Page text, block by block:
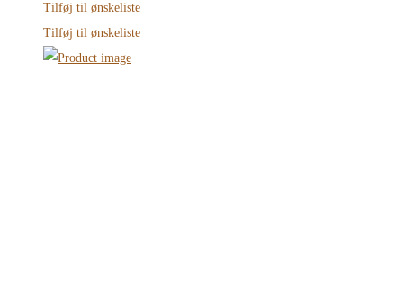
Tilføj til ønskeliste
Tilføj til ønskeliste